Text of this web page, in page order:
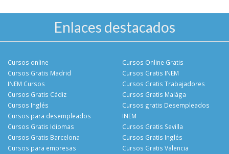
Enlaces destacados
Cursos online
Cursos Gratis Madrid
INEM Cursos
Cursos Gratis Cádiz
Cursos Online Gratis
Cursos Gratis INEM
Cursos Gratis Trabajadores
Cursos Gratis Malága
Cursos Inglés
Cursos para desempleados
Cursos Gratis Idiomas
Cursos Gratis Barcelona
Cursos gratis Desempleados
INEM
Cursos Gratis Sevilla
Cursos Gratis Inglés
Cursos para empresas
Cursos Gratis Valencia